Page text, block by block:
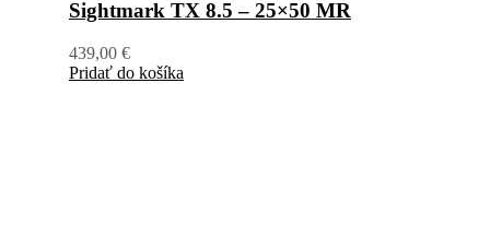
Sightmark TX 8.5 – 25×50 MR
439,00 €
Pridať do košíka